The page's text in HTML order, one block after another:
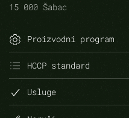
15 000 Šabac
Proizvodni program
HCCP standard
Usluge